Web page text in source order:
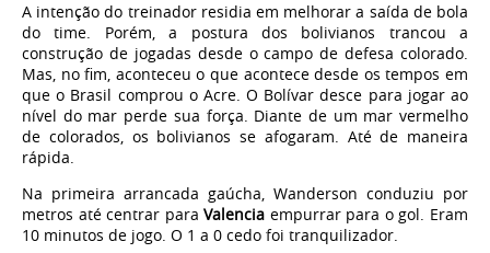
A intenção do treinador residia em melhorar a saída de bola
do time. Porém, a postura dos bolivianos trancou a
construção de jogadas desde o campo de defesa colorado.
Mas, no fim, aconteceu o que acontece desde os tempos em
que o Brasil comprou o Acre. O Bolívar desce para jogar ao
nível do mar perde sua força. Diante de um mar vermelho
de colorados, os bolivianos se afogaram. Até de maneira
rápida.
Na primeira arrancada gaúcha, Wanderson conduziu por
metros até centrar paraValencia empurrar para o gol. Eram
10 minutos de jogo. O 1 a 0 cedo foi tranquilizador.